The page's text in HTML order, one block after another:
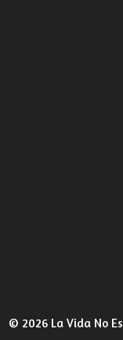
© 2026 La Vida No